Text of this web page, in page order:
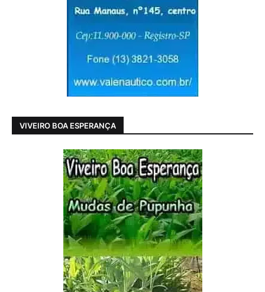
VIVEIRO BOA ESPERANÇA